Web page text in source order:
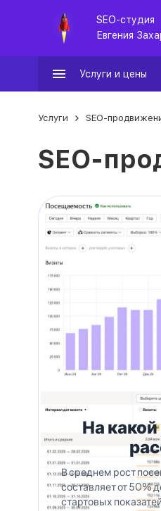
SEO-студия
Евгения
Услуги и цены
Услуги SEO-
SEO-
На
В среднем рост
составляет от 50%
стартовых